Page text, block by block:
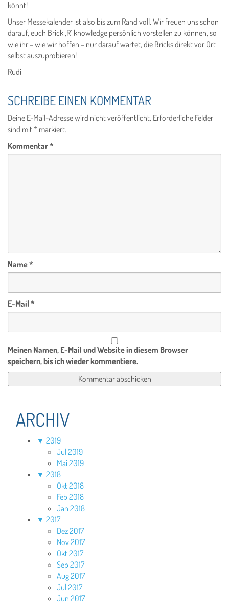
könnt!
Unser Messekalender ist also bis zum Rand voll. Wir freuen uns schon
darauf, euch Brick ‚R‘ knowledge persönlich vorstellen zu können, so
wie ihr – wie wir hoffen – nur darauf wartet, die Bricks direkt vor Ort
selbst auszuprobieren!
Rudi
SCHREIBE EINEN KOMMENTAR
Deine E-Mail-Adresse wird nicht veröffentlicht. Erforderliche Felder
sind mit* markiert.
Kommentar*
Name*
E-Mail *
Meinen Namen, E-Mail und Website in diesem Browser
speichern, bis ich wieder kommentiere.
ARCHIV
▼ 2019
Jul 2019
Mai 2019
▼ 2018
Okt 2018
Feb 2018
Jan 2018
▼ 2017
Dez 2017
Nov 2017
Okt 2017
Sep 2017
Aug 2017
Jul 2017
Jun 2017